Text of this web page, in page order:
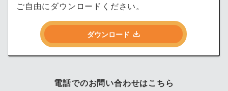
ご自由にダウンロードください。
ダウンロード
電話でのお問い合わせはこちら